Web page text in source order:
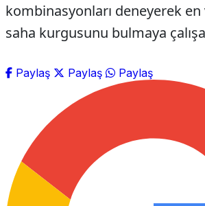
kombinasyonları deneyerek
saha kurgusunu bulmaya
Paylaş Paylaş Paylaş